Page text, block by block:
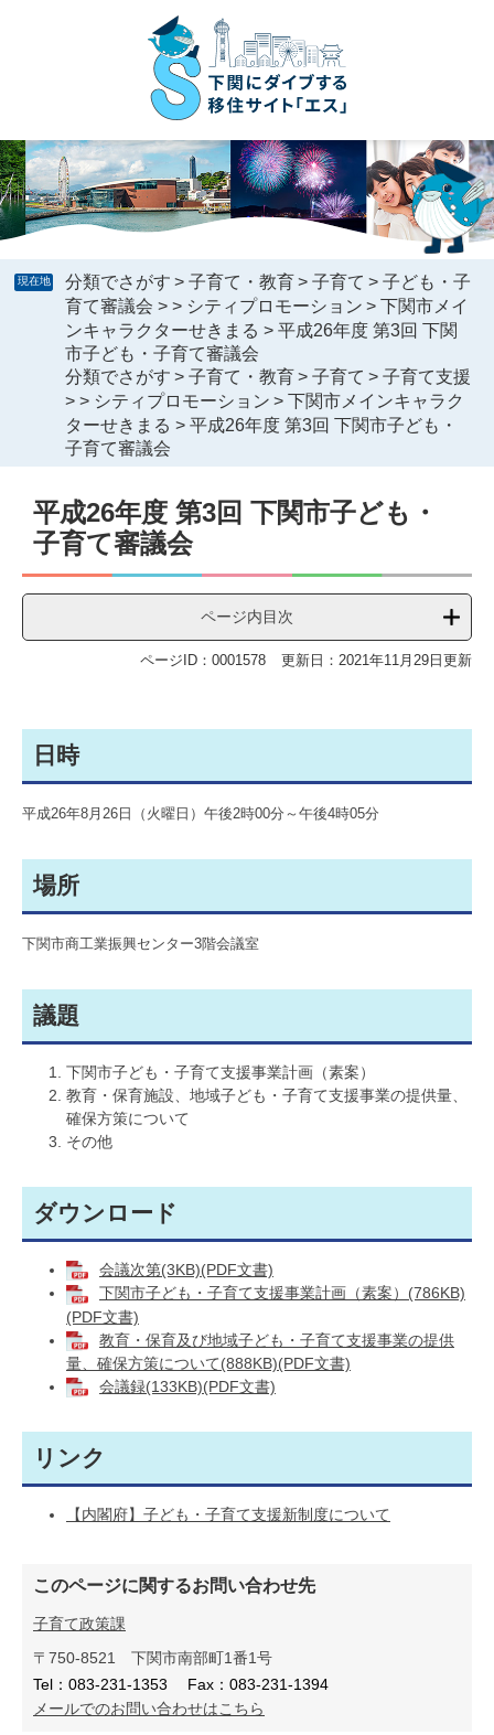
で
す
。
ば
し
て
本
文
現在地 分類でさがす > 子育て・教育> 子育て > 子ども・子
育て審議会 > > シティプロモーション > 下関市メイ
ンキャラクターせきまる > 平成26年度 第3回 下関
市子ども・子育て審議会
分類でさがす > 子育て・教育> 子育て > 子育て支援
> > シティプロモーション > 下関市メインキャラク
ターせきまる > 平成26年度 第3回 下関市子ども・
子育て審議会
文平成26年度 第3回 下関市子ども・
子育て審議会
ページ内目次
ページID：0001578 更新日：2021年11月29日更新
日時
平成26年8月26日（火曜日）午後2時00分～午後4時05分
場所
下関市商工業振興センター3階会議室
議題
下関市子ども・子育て支援事業計画（素案）
教育・保育施設、地域子ども・子育て支援事業の提供量、
確保方策について
その他
ダウンロード
会議次第(3KB)(PDF文書)
下関市子ども・子育て支援事業計画（素案）(786KB)
(PDF文書)
教育・保育及び地域子ども・子育て支援事業の提供
量、確保方策について(888KB)(PDF文書)
会議録(133KB)(PDF文書)
リンク
【内閣府】子ども・子育て支援新制度について
このページに関するお問い合わせ先
子育て政策課
〒750-8521
下関市南部町1番1号
Tel：083-231-1353
Fax：083-231-1394
メールでのお問い合わせはこちら